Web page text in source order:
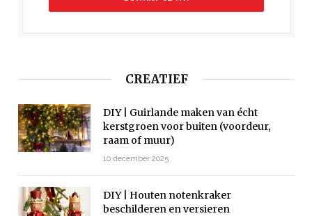
CREATIEF
DIY | Guirlande maken van écht
kerstgroen voor buiten (voordeur,
raam of muur)
10 december 2025
DIY | Houten notenkraker
beschilderen en versieren